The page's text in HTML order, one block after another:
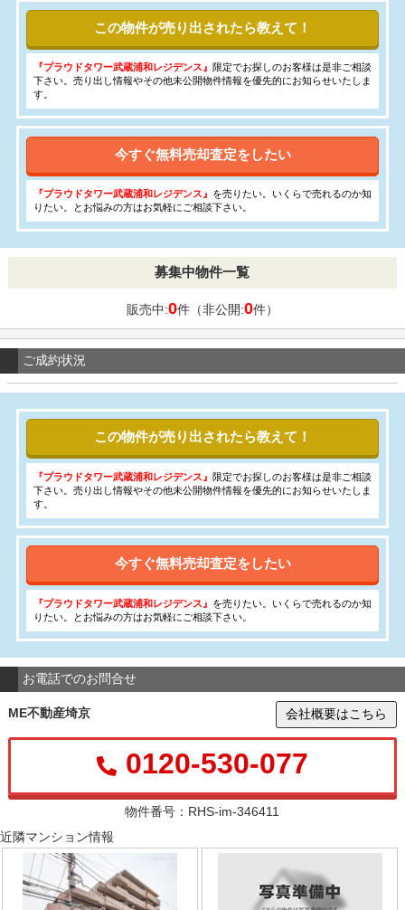
この物件が売り出されたら教えて！
『プラウドタワー武蔵浦和レジデンス』
限定でお探しのお客様は是非ご相談
下さい。売り出し情報やその他未公開物件情報を優先的にお知らせいたしま
す。
今すぐ無料売却査定をしたい
『プラウドタワー武蔵浦和レジデンス』 を売りたい。いくらで売れるのか知
りたい。とお悩みの方はお気軽にご相談下さい。
募集中物件一覧
販売中:0件（非公開:0件）
ご成約状況
この物件が売り出されたら教えて！
『プラウドタワー武蔵浦和レジデンス』 限定でお探しのお客様は是非ご相談
下さい。売り出し情報やその他未公開物件情報を優先的にお知らせいたしま
す。
今すぐ無料売却査定をしたい
『プラウドタワー武蔵浦和レジデンス』 を売りたい。いくらで売れるのか知
りたい。とお悩みの方はお気軽にご相談下さい。
お電話でのお問合せ
ME不動産埼京 会社概要はこちら
0120-530-077
物件番号：RHS-im-346411
近隣マンション情報